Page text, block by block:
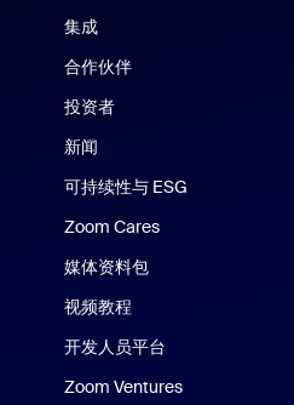
集成
合作伙伴
投资者
新闻
可持续性与 ESG
Zoom Cares
媒体资料包
视频教程
开发人员平台
Zoom Ventures